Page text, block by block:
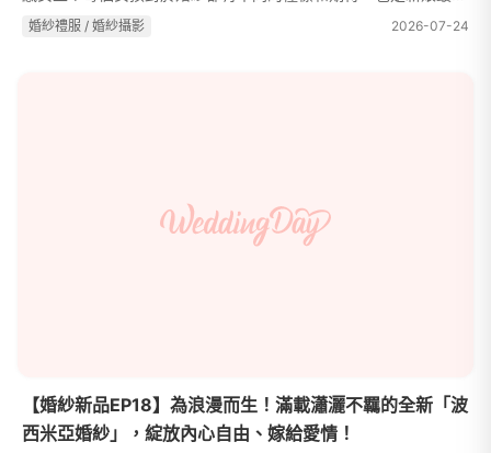
注的大事，挑選禮服除了美麗好看，如何挑選適合且凸顯身材的婚
婚紗禮服 / 婚紗攝影 2026-07-24
【婚紗新品EP18】為浪漫而生！滿載瀟灑不羈的全新「波
西米亞婚紗」，綻放內心自由、嫁給愛情！